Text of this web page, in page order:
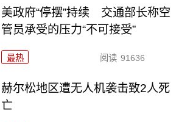
美政府“停摆”持续 交通部长称空
管员承受的压力“不可接受”
最热 阅读 91636
赫尔松地区遭无人机袭击致2人死
亡